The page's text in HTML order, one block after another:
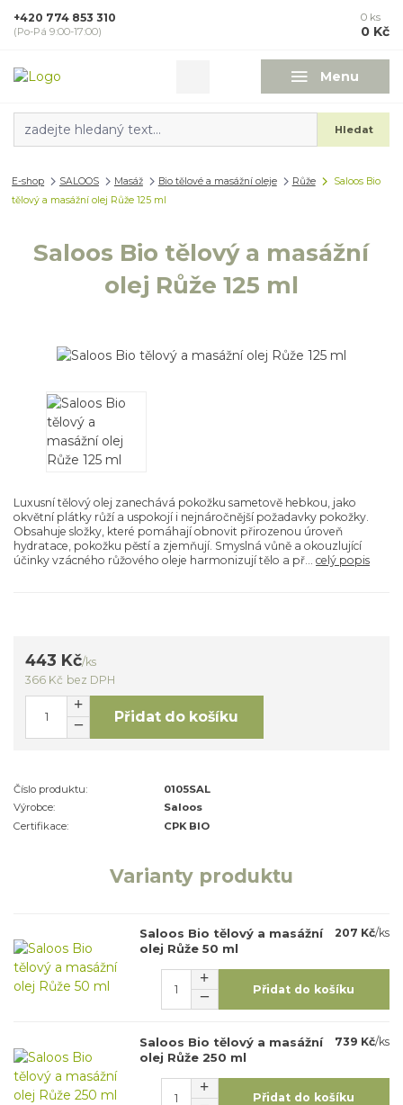
Menu
Hledat
+420 774 853 310
(Po-Pá 9:00-17:00)
0 ks
0 Kč
E-shop SALOOS Masáž Bio tělové a masážní oleje Růže
Saloos Bio
tělový a masážní olej Růže 125 ml
Saloos Bio tělový a masážní
olej Růže 125 ml
Luxusní tělový olej zanechává pokožku sametově hebkou, jako
okvětní plátky růží a uspokojí i nejnáročnější požadavky pokožky.
Obsahuje složky, které pomáhají obnovit přirozenou úroveň
hydratace, pokožku pěstí a zjemňují. Smyslná vůně a okouzlující
účinky vzácného růžového oleje harmonizují tělo a př... celý popis
443 Kč/ks
366 Kč bez DPH
Přidat do košíku
Číslo produktu:
0105SAL
Výrobce:
Saloos
Certifikace:
CPK BIO
Varianty produktu
Saloos Bio tělový a masážní
olej Růže 50 ml
207 Kč/ks
Přidat do košíku
Saloos Bio tělový a masážní
olej Růže 250 ml
739 Kč/ks
Přidat do košíku